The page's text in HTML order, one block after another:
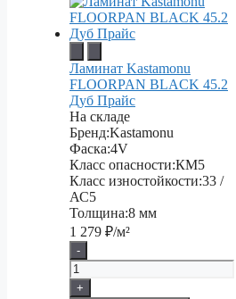
Ламинат Kastamonu
FLOORPAN BLACK 45.2
Дуб Прайс
На складе
Бренд:Kastamonu
Фаска:4V
Класс опасности:КМ5
Класс изностойкости:33 /
АС5
Толщина:8 мм
1 279 ₽/м²
-
+